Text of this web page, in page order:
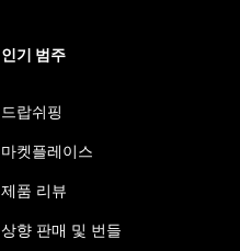
인기 범주
드랍쉬핑
마켓플레이스
제품 리뷰
상향 판매 및 번들